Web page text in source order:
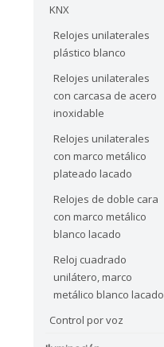
KNX
Relojes unilaterales
plástico blanco
Relojes unilaterales
con carcasa de acero
inoxidable
Relojes unilaterales
con marco metálico
plateado lacado
Relojes de doble cara
con marco metálico
blanco lacado
Reloj cuadrado
unilátero, marco
metálico blanco lacado
Control por voz